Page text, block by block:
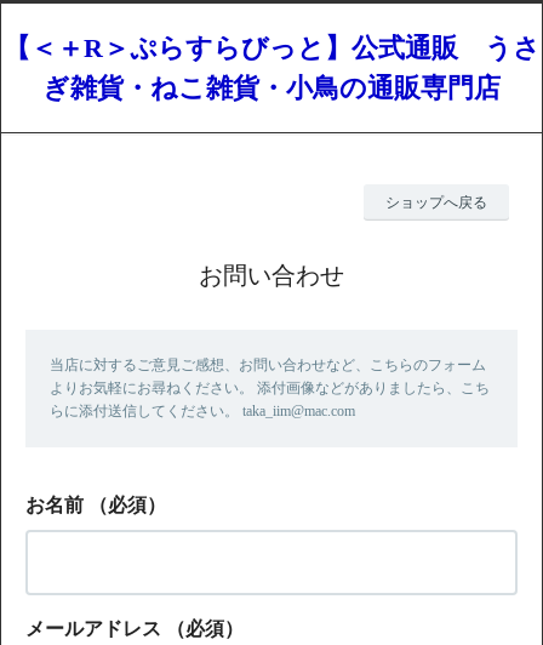
【＜＋R＞ぷらすらびっと】公式通販 うさ
ぎ雑貨・ねこ雑貨・小鳥の通販専門店
ショップへ戻る
お問い合わせ
当店に対するご意見ご感想、お問い合わせなど、こちらのフォーム
よりお気軽にお尋ねください。 添付画像などがありましたら、こち
らに添付送信してください。 taka_iim@mac.com
お名前 （必須）
メールアドレス （必須）